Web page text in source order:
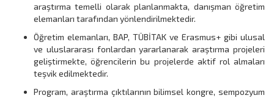
araştırma temelli olarak planlanmakta, danışman öğretim
elemanları tarafından yönlendirilmektedir.
Öğretim elemanları, BAP, TÜBİTAK ve Erasmus+ gibi ulusal
ve uluslararası fonlardan yararlanarak araştırma projeleri
geliştirmekte, öğrencilerin bu projelerde aktif rol almaları
teşvik edilmektedir.
Program, araştırma çıktılarının bilimsel kongre, sempozyum